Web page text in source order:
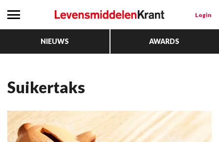
Login
NIEUWS AWARDS
Suikertaks